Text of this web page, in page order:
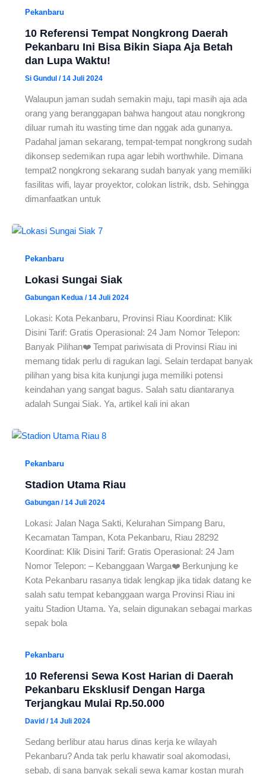
Pekanbaru
10 Referensi Tempat Nongkrong Daerah
Pekanbaru Ini Bisa Bikin Siapa Aja Betah
dan Lupa Waktu!
Si Gundul /14 Juli 2024
Walaupun jaman sudah semakin maju, tapi masih aja ada
orang yang beranggapan bahwa hangout atau nongkrong
diluar rumah itu wasting time dan nggak ada gunanya.
Padahal jaman sekarang, tempat-tempat nongkrong sudah
dikonsep sedemikan rupa agar lebih worthwhile. Dimana
tempat2 nongkrong sekarang sudah banyak yang memiliki
fasilitas wifi, layar proyektor, colokan listrik, dsb. Sehingga
dimanfaatkan untuk
Pekanbaru
Lokasi Sungai Siak
Gabungan Kedua /14 Juli 2024
Lokasi: Kota Pekanbaru, Provinsi Riau Koordinat: Klik
Disini Tarif: Gratis Operasional: 24 Jam Nomor Telepon:
Banyak Pilihan❤️ Tempat pariwisata di Provinsi Riau ini
memang tidak perlu di ragukan lagi. Selain terdapat banyak
pilihan yang bisa kita kunjungi juga memiliki potensi
keindahan yang sangat bagus. Salah satu diantaranya
adalah Sungai Siak. Ya, artikel kali ini akan
Pekanbaru
Stadion Utama Riau
Gabungan /14 Juli 2024
Lokasi: Jalan Naga Sakti, Kelurahan Simpang Baru,
Kecamatan Tampan, Kota Pekanbaru, Riau 28292
Koordinat: Klik Disini Tarif: Gratis Operasional: 24 Jam
Nomor Telepon: – Kebanggaan Warga❤️ Berkunjung ke
Kota Pekanbaru rasanya tidak lengkap jika tidak datang ke
salah satu tempat kebanggaan warga Provinsi Riau ini
yaitu Stadion Utama. Ya, selain digunakan sebagai markas
sepak bola
Pekanbaru
10 Referensi Sewa Kost Harian di Daerah
Pekanbaru Eksklusif Dengan Harga
Terjangkau Mulai Rp.50.000
David /14 Juli 2024
Sedang berlibur atau harus dinas kerja ke wilayah
Pekanbaru? Anda tak perlu khawatir soal akomodasi,
sebab, di sana banyak sekali sewa kamar kostan murah